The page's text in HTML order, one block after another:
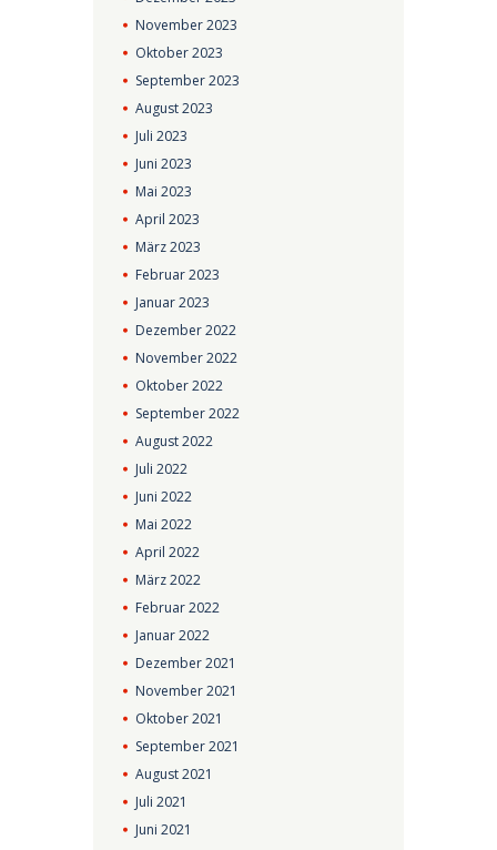
November2023
Oktober2023
September2023
August2023
Juli2023
Juni2023
Mai2023
April2023
März2023
Februar2023
Januar2023
Dezember2022
November2022
Oktober2022
September2022
August2022
Juli2022
Juni2022
Mai2022
April2022
März2022
Februar2022
Januar2022
Dezember2021
November2021
Oktober2021
September2021
August2021
Juli2021
Juni2021